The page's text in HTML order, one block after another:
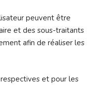
peuvent être
et des sous-traitants
afin de réaliser les
et pour les